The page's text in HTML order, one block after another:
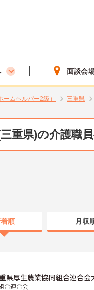
面談会
ムヘルパー2級） 三重県
重県)の介護職
順 月収
県厚生農業協同組合連合会
合連合会